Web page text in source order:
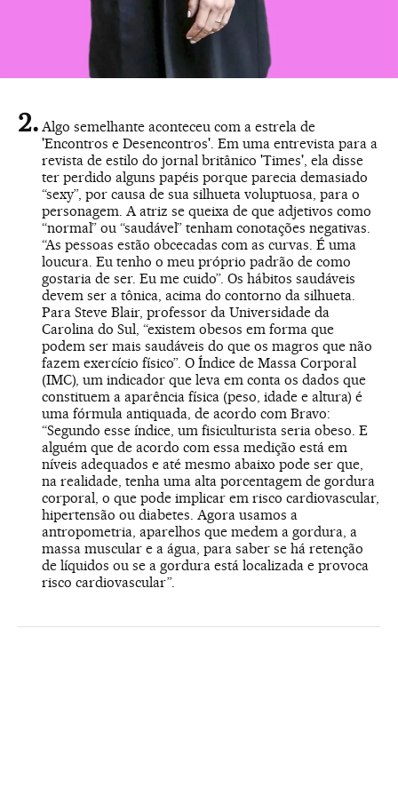
Algo semelhante aconteceu com a estrela de
'Encontros e Desencontros'. Em uma entrevista para a
revista de estilo do jornal britânico 'Times', ela disse
ter perdido alguns papéis porque parecia demasiado
“sexy”, por causa de sua silhueta voluptuosa, para o
personagem. A atriz se queixa de que adjetivos como
“normal” ou “saudável” tenham conotações negativas.
“As pessoas estão obcecadas com as curvas. É uma
loucura. Eu tenho o meu próprio padrão de como
gostaria de ser. Eu me cuido”. Os hábitos saudáveis
devem ser a tônica, acima do contorno da silhueta.
Para Steve Blair, professor da Universidade da
Carolina do Sul, “existem obesos em forma que
podem ser mais saudáveis do que os magros que não
fazem exercício físico”. O Índice de Massa Corporal
(IMC), um indicador que leva em conta os dados que
constituem a aparência física (peso, idade e altura) é
uma fórmula antiquada, de acordo com Bravo:
“Segundo esse índice, um fisiculturista seria obeso. E
alguém que de acordo com essa medição está em
níveis adequados e até mesmo abaixo pode ser que,
na realidade, tenha uma alta porcentagem de gordura
corporal, o que pode implicar em risco cardiovascular,
hipertensão ou diabetes. Agora usamos a
antropometria, aparelhos que medem a gordura, a
massa muscular e a água, para saber se há retenção
de líquidos ou se a gordura está localizada e provoca
risco cardiovascular”.